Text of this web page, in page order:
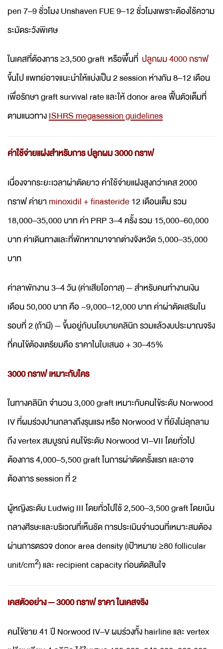
pen 7–9 ชั่วโมง Unshaven FUE 9–12 ชั่วโมงเพราะต้องใช้ความ
ระมัดระวังพิเศษ
ในเคสที่ต้องการ ≥3,500 graft หรือพื้นที่ ปลูกผม 4000 กราฟ
ขึ้นไป แพทย์อาจแนะนำให้แบ่งเป็น 2 session ห่างกัน 8–12 เดือน
เพื่อรักษา graft survival rate และให้ donor area ฟื้นตัวเต็มที่
ตามแนวทางISHRS megasession guidelines
ค่าใช้จ่ายแฝงสำหรับการ ปลูกผม 3000 กราฟ
เนื่องจากระยะเวลาผ่าตัดยาว ค่าใช้จ่ายแฝงสูงกว่าเคส 2000
กราฟ ค่ายาminoxidil + finasteride12 เดือนเต็ม รวม
18,000–35,000 บาท ค่า PRP 3–4 ครั้ง รวม 15,000–60,000
บาท ค่าเดินทางและที่พักหากมาจากต่างจังหวัด 5,000–35,000
บาท
ค่าลาพักงาน 3–4 วัน (ค่าเสียโอกาส) — สำหรับคนทำงานเงิน
เดือน 50,000 บาท คือ ~9,000–12,000 บาท ค่าผ่าตัดเสริมใน
รอบที่ 2 (ถ้ามี) — ขึ้นอยู่กับนโยบายคลินิก รวมแล้วงบประมาณจริง
ที่คนไข้ต้องเตรียมคือ ราคาในใบเสนอ + 30–45%
3000 กราฟ เหมาะกับใคร
ในทางคลินิก จำนวน 3,000 graft เหมาะกับคนไข้ระดับ Norwood
IV ที่ผมร่วงปานกลางถึงรุนแรง หรือ Norwood V ที่ยังไม่ลุกลาม
ถึง vertex สมบูรณ์ คนไข้ระดับ Norwood VI–VII โดยทั่วไป
ต้องการ 4,000–5,500 graft ในการผ่าตัดครั้งแรก และอาจ
ต้องการ session ที่ 2
ผู้หญิงระดับ Ludwig III โดยทั่วไปใช้ 2,500–3,500 graft โดยเน้น
กลางศีรษะและบริเวณที่เห็นชัด การประเมินจำนวนที่เหมาะสมต้อง
ผ่านการตรวจ donor area density (เป้าหมาย ≥80 follicular
unit/cm²) และ recipient capacity ก่อนตัดสินใจ
เคสตัวอย่าง — 3000 กราฟ ราคา ในเคสจริง
คนไข้ชาย 41 ปี Norwood IV–V ผมร่วงทั้ง hairline และ vertex